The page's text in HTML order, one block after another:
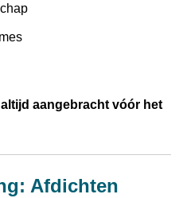
altijd aangebracht vóór het
Afdichten